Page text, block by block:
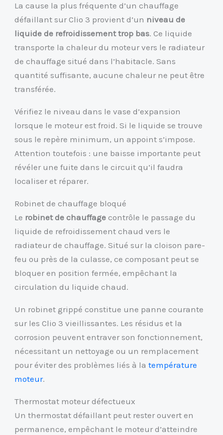
La cause la plus fréquente d’un chauffage
défaillant sur Clio 3 provient d’un niveau de
liquide de refroidissement trop bas. Ce liquide
transporte la chaleur du moteur vers le radiateur
de chauffage situé dans l’habitacle. Sans
quantité suffisante, aucune chaleur ne peut être
transférée.
Vérifiez le niveau dans le vase d’expansion
lorsque le moteur est froid. Si le liquide se trouve
sous le repère minimum, un appoint s’impose.
Attention toutefois : une baisse importante peut
révéler une fuite dans le circuit qu’il faudra
localiser et réparer.
Robinet de chauffage bloqué
Le robinet de chauffage contrôle le passage du
liquide de refroidissement chaud vers le
radiateur de chauffage. Situé sur la cloison pare-
feu ou près de la culasse, ce composant peut se
bloquer en position fermée, empêchant la
circulation du liquide chaud.
Un robinet grippé constitue une panne courante
sur les Clio 3 vieillissantes. Les résidus et la
corrosion peuvent entraver son fonctionnement,
nécessitant un nettoyage ou un remplacement
pour éviter des problèmes liés à latempérature
moteur.
Thermostat moteur défectueux
Un thermostat défaillant peut rester ouvert en
permanence, empêchant le moteur d’atteindre